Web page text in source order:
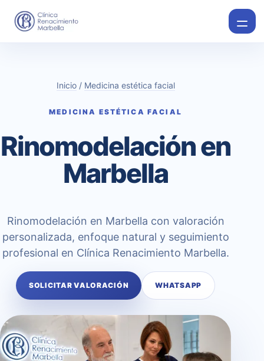
Inicio/ Medicina estética facial
MEDICINA ESTÉTICA FACIAL
Rinomodelación en
Marbella
Rinomodelación en Marbella con valoración
personalizada, enfoque natural y seguimiento
profesional en Clínica Renacimiento Marbella.
SOLICITAR VALORACIÓN WHATSAPP